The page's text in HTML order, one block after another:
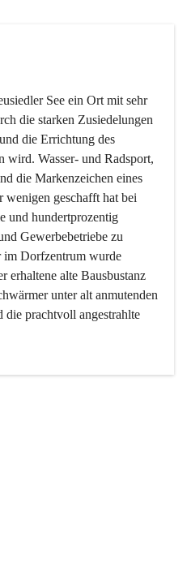
See ein Ort mit sehr
die starken Zusiedelungen
die Errichtung des
wird. Wasser- und Radsport,
die Markenzeichen eines
wenigen geschafft hat bei
und hundertprozentig
Gewerbebetriebe zu
im Dorfzentrum wurde
erhaltene alte Bausbustanz
unter alt anmutenden
die prachtvoll angestrahlte
mehr, ist aber integrativer